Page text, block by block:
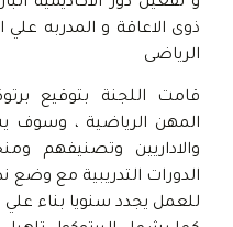
ذوى الاعاقة و المدربه
الرياضى
قامت اللجنة بتوقيع
المهن الرياضية ، وسوف
والاداريين وتصنيفهم
الدورات التدريبية مع وضع
للعمل يجدد سنويا بناء